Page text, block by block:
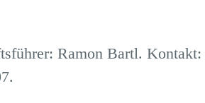
Ramon Bartl. Kontakt: